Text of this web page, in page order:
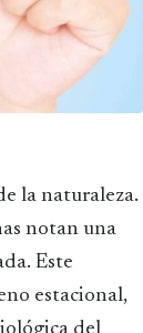
notan una
Este
estacional,
del